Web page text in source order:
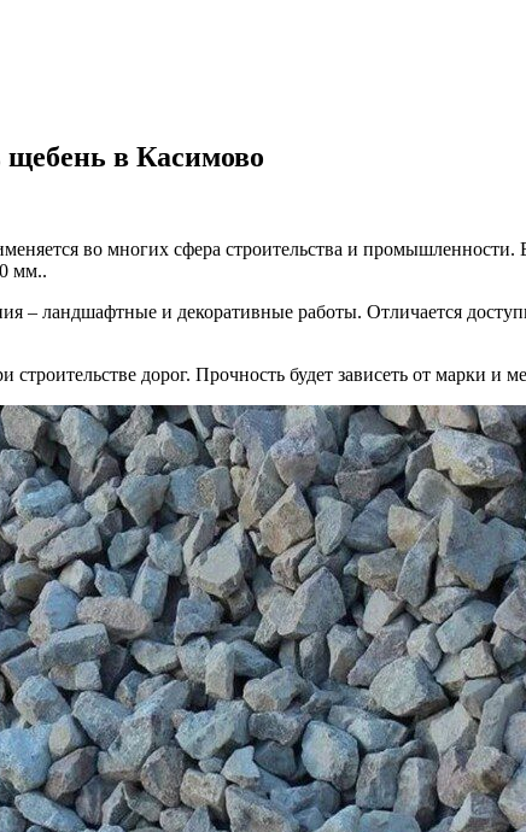
в Касимово
во многих сфера строительства и
мм..
– ландшафтные и декоративные работы. Отличается
дорог. Прочность будет зависеть от марки и